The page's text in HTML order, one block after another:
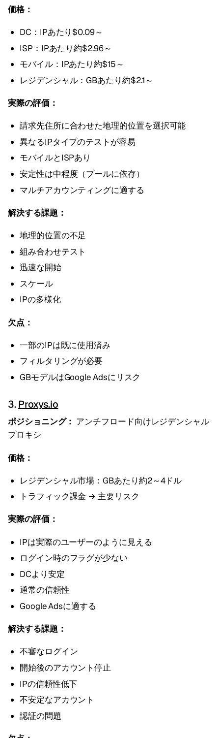
価格：
DC：IPあたり$0.09～
ISP：IPあたり約$2.96～
モバイル：IPあたり約$15～
レジデンシャル：GBあたり約$2.1～
実際の評価：
請求先住所に合わせた地理的位置を選択可能
異なるIPタイプのテストが容易
モバイルとISPあり
安定性は中程度（プールに依存）
マルチアカウンティングに適する
解決する課題：
地理的位置の不足
組み合わせテスト
迅速な開始
スケール
IPの多様化
欠点：
一部のIPは既に使用済み
フィルタリングが必要
GBモデルはGoogle Adsにリスク
3.Proxys.io
ポジショニング： アンチフロード向けレジデンシャル
プロキシ
価格：
レジデンシャル市場：GBあたり約2～4ドル
トラフィック課金 → 主要リスク
実際の評価：
IPは実際のユーザーのように見える
ログイン時のフラグが少ない
DCより安定
通常の信頼性
Google Adsに適する
解決する課題：
不審なログイン
開始後のアカウント停止
IPの信頼性低下
不安定なアカウント
認証の問題